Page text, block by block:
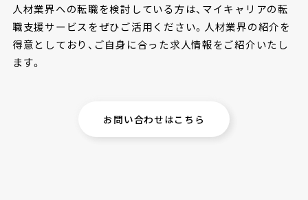
人材業界への転職を検討している方は、マイキャリアの転
職支援サービスをぜひご活用ください。人材業界の紹介を
得意としており、ご自身に合った求人情報をご紹介いたし
ます。
お問い合わせはこちら